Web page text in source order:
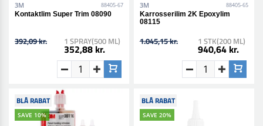
3M 88405-67
Kontaktlim Super Trim 08090
392,09 kr. 1 SPRAY(500 ML)
352,88 kr.
3M 88405-65
Karrosserilim 2K Epoxylim
08115
1.045,15 kr. 1 STK(200 ML)
940,64 kr.
BLÅ RABAT
SAVE 10%
BLÅ RABAT
SAVE 20%